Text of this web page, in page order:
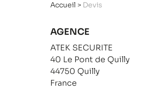
Accueil > Devis
AGENCE
ATEK SECURITE
40 Le Pont de Quilly
44750 Quilly
France